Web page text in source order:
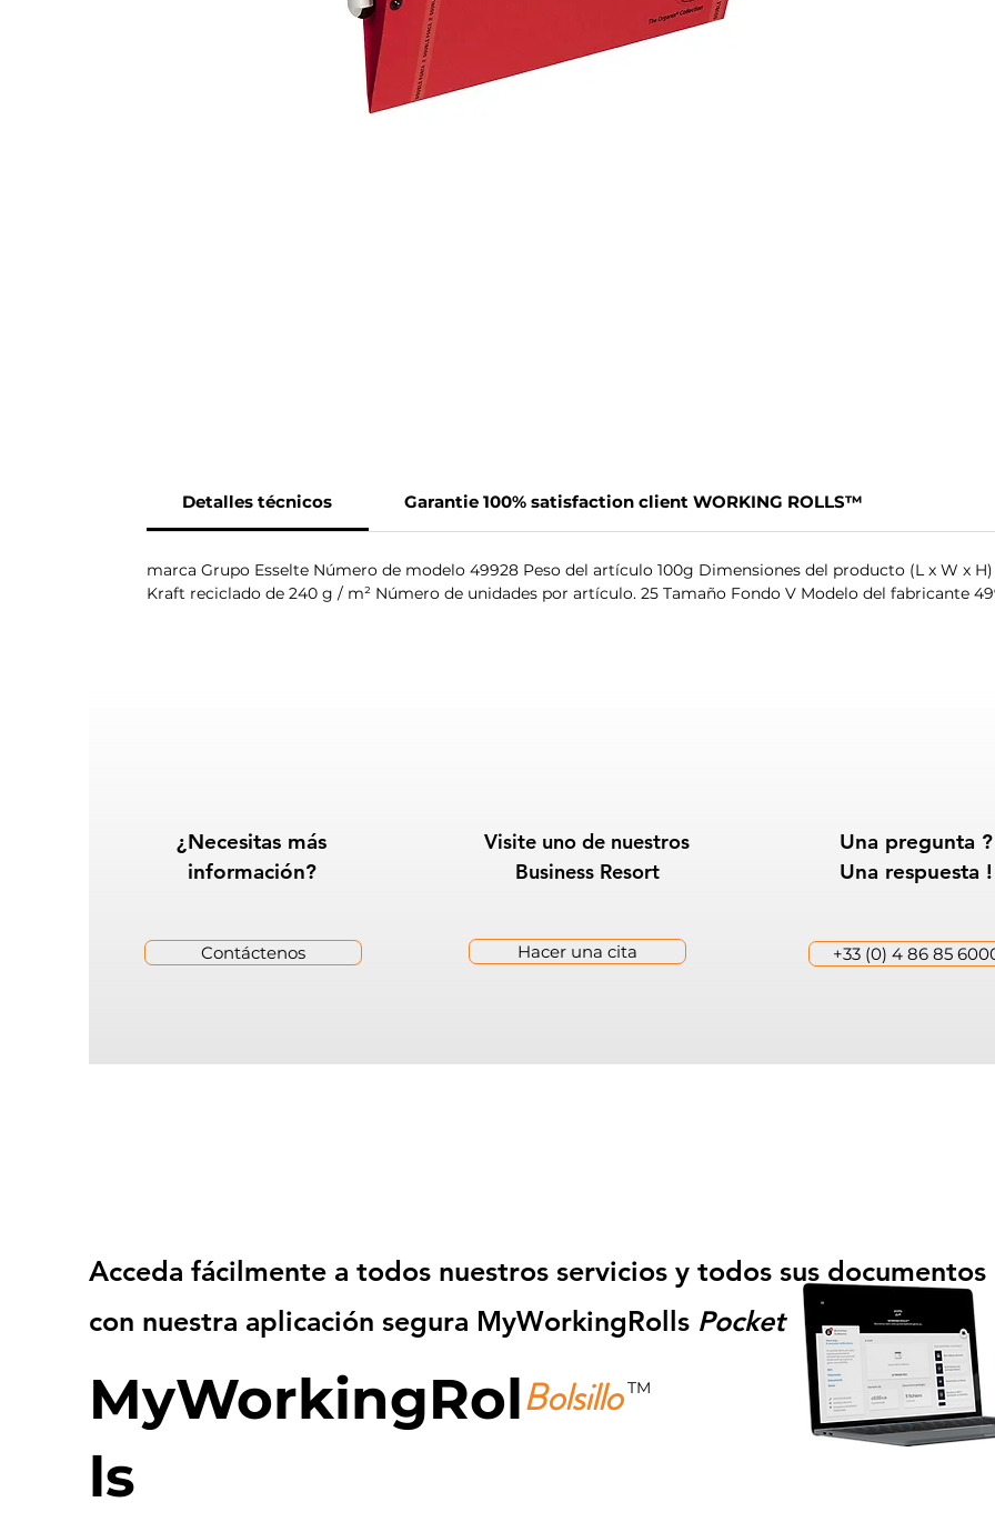
Detalles técnicos Garantie 100% satisfaction client WORKING ROLLS™
marca Grupo Esselte Número de modelo 49928 Peso del artículo 100g Dimensiones del producto (L x W x
Kraft reciclado de 240 g / m² Número de unidades por artículo. 25 Tamaño Fondo V Modelo del fabricante
¿Necesitas más
información?
Contáctenos
Visite uno de nuestros
Business Resort
Hacer una cita
Una pregunta ?
Una respuesta !
+33 (0) 4 86 85
Acceda fácilmente a todos nuestros servicios y todos sus documentos
con nuestra aplicación segura MyWorkingRolls Pocket
MyWorkingRol
ls
Bolsillo TM Descárgalo gratis ahora!